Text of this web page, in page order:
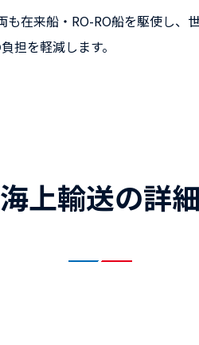
在来船・RO-RO船を駆使し
担を軽減します。
海上輸送の詳細